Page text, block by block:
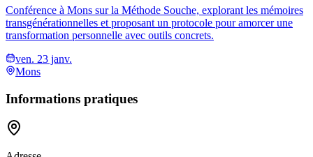
Conférence à Mons sur la Méthode Souche, explorant les mémoires
transgénérationnelles et proposant un protocole pour amorcer une
transformation personnelle avec outils concrets.
ven. 23 janv.
Mons
Informations pratiques